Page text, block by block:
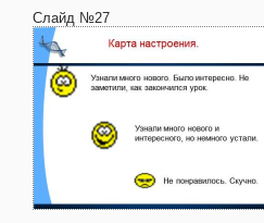
Слайд №27